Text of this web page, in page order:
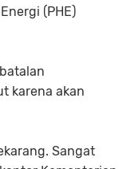
(PHE)
karena akan
Sangat